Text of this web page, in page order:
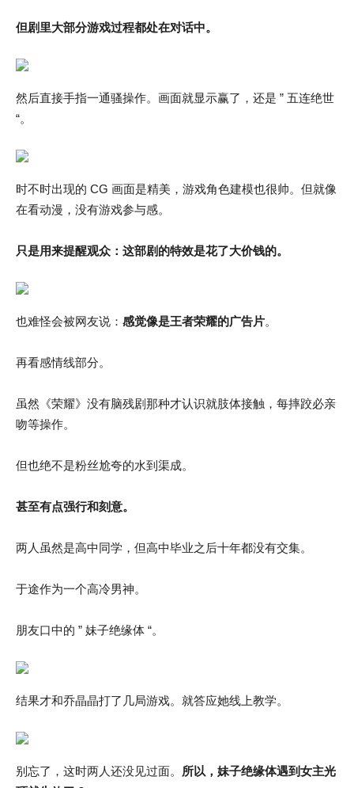
但剧里大部分游戏过程都处在对话中。
然后直接手指一通骚操作。画面就显示赢了，还是 ” 五连绝世
“。
时不时出现的 CG 画面是精美，游戏角色建模也很帅。但就像
在看动漫，没有游戏参与感。
只是用来提醒观众：这部剧的特效是花了大价钱的。
也难怪会被网友说： 感觉像是王者荣耀的广告片。
再看感情线部分。
虽然《荣耀》没有脑残剧那种才认识就肢体接触，每摔跤必亲
吻等操作。
但也绝不是粉丝尬夸的水到渠成。
甚至有点强行和刻意。
两人虽然是高中同学，但高中毕业之后十年都没有交集。
于途作为一个高冷男神。
朋友口中的 ” 妹子绝缘体 “。
结果才和乔晶晶打了几局游戏。就答应她线上教学。
别忘了，这时两人还没见过面。 所以，妹子绝缘体遇到女主光